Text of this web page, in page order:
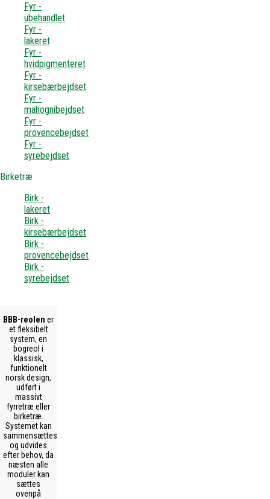
Fyr -
ubehandlet
Fyr -
lakeret
Fyr -
hvidpigmenteret
Fyr -
kirsebærbejdset
Fyr -
mahognibejdset
Fyr -
provencebejdset
Fyr -
syrebejdset
Birketræ
Birk -
lakeret
Birk -
kirsebærbejdset
Birk -
provencebejdset
Birk -
syrebejdset
BBB-reolen er
et fleksibelt
system, en
bogreol i
klassisk,
funktionelt
norsk design,
udført i
massivt
fyrretræ eller
birketræ.
Systemet kan
sammensættes
og udvides
efter behov, da
næsten alle
moduler kan
sættes
ovenpå